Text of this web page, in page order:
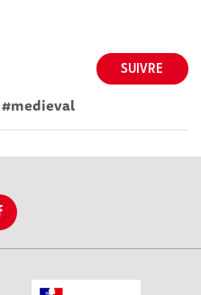
SUIVRE
#medieval